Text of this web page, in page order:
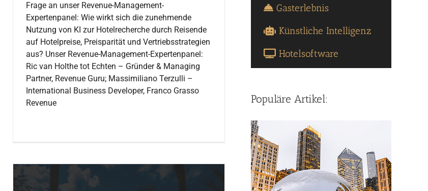
Frage an unser Revenue-Management-
Expertenpanel: Wie wirkt sich die zunehmende
Nutzung von KI zur Hotelrecherche durch Reisende
auf Hotelpreise, Preisparität und Vertriebsstrategien
aus? Unser Revenue-Management-Expertenpanel:
Ric van Holthe tot Echten – Gründer & Managing
Partner, Revenue Guru; Massimiliano Terzulli –
International Business Developer, Franco Grasso
Revenue
Gasterlebnis
Künstliche Intelligenz
Hotelsoftware
Populäre Artikel: